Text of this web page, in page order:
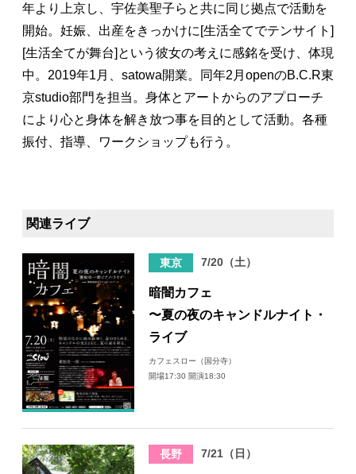
年より上京し、宇佐美聖子らと共に同じ拠点で活動を
開始。妊娠、出産をきっかけに[生活全てでテンサイト]
[生活全てが舞台]という彼女の考えに感銘を受け、体現
中。2019年1月、satowa開業。同年2月openのB.C.R東
京studio部門を担当。身体とアートからのアプローチ
により心と身体を解き放つ事を目的として活動。各種
振付、指導、ワークショップも行う。
関連ライブ
東京 7/20（土）
暗闇カフェ
〜夏の夜のキャンドルナイト・
ライブ
カフェスロー（国分寺）
開場17:30 開演18:30
長野 7/21（日）